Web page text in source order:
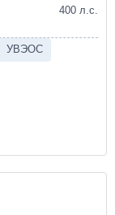
400 л.с.
УВЭОС